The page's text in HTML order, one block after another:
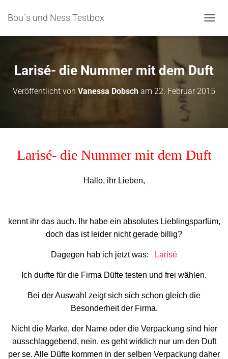
Bou´s und Ness Testbox
Larisé- die Nummer mit dem Duft
Veröffentlicht von Vanessa Dobsch am 22. Februar 2015
Larisé- die Nummer mit dem Duft
Hallo, ihr Lieben,
kennt ihr das auch. Ihr habe ein absolutes Lieblingsparfüm,
doch das ist leider nicht gerade billig?
Dagegen hab ich jetzt was: Larisé
Ich durfte für die Firma Düfte testen und frei wählen.
Bei der Auswahl zeigt sich sich schon gleich die
Besonderheit der Firma.
Nicht die Marke, der Name oder die Verpackung sind hier
ausschlaggebend, nein, es geht wirklich nur um den Duft
per se. Alle Düfte kommen in der selben Verpackung daher